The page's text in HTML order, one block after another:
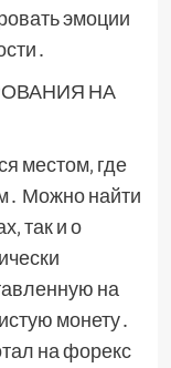
эмоции
НА
местом‚ где
Можно найти
так и о
на
монету․
на форекс